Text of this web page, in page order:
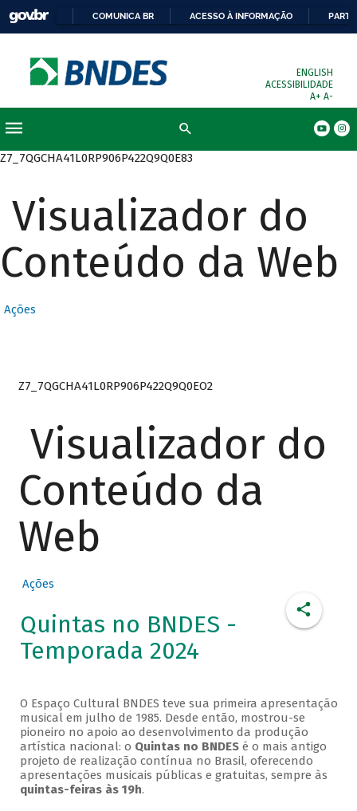
COMUNICA BR ACESSO À INFORMAÇÃO
ENGLISH
ACESSIBILIDADE
A+ A-
Z7_7QGCHA41L0RP906P422Q9Q0E83
Visualizador do
Conteúdo da Web
Ações
Z7_7QGCHA41L0RP906P422Q9Q0EO2
Visualizador do
Conteúdo da
Web
Ações
Quintas no BNDES -
Temporada 2024
O Espaço Cultural BNDES teve sua primeira apresentação
musical em julho de 1985. Desde então, mostrou-se
pioneiro no apoio ao desenvolvimento da produção
artística nacional: o Quintas no BNDESé o mais antigo
projeto de realização contínua no Brasil, oferecendo
apresentações musicais públicas e gratuitas, sempre às
quintas-feiras às 19h.